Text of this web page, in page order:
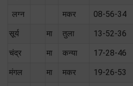
लग्न मकर 08-56-34
सूर्य मा तुला 13-52-36
चंद्र मा कन्या 17-28-46
मंगल मा मकर 19-26-53